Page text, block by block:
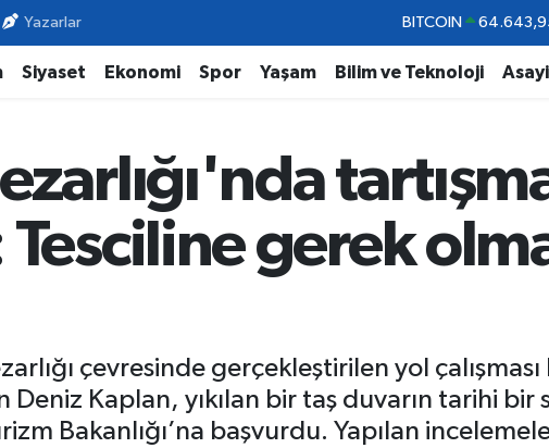
Yazarlar DOLAR
EURO 55,0250
BİST100
BITCOIN
Siyaset Ekonomi Spor Yaşam Bilim ve Teknoloji
Tesciline gerek
çevresinde gerçekleştirilen yol
Kaplan, yıkılan bir taş duvarın tarihi bir
Bakanlığı’na başvurdu. Yapılan